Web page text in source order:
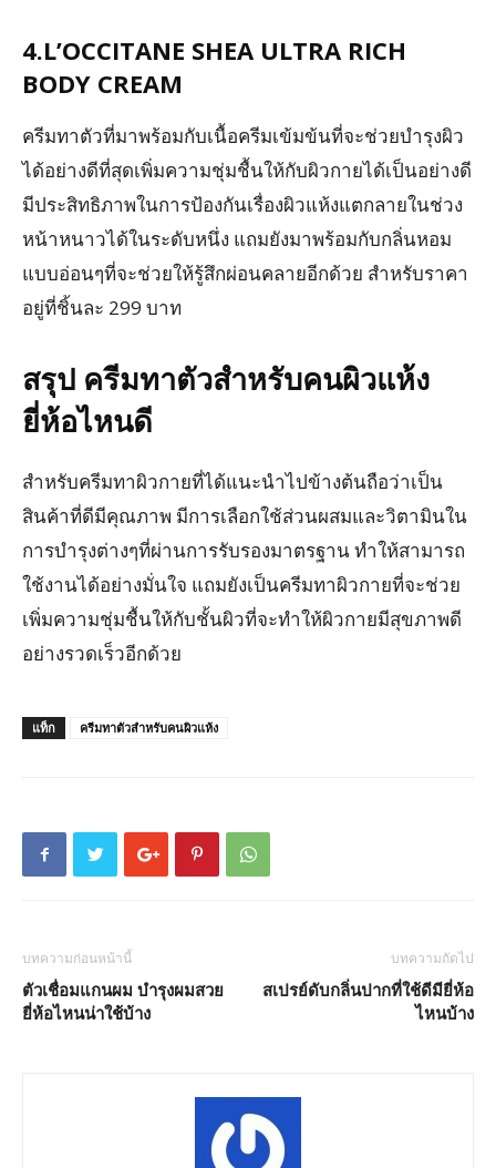
4.L’OCCITANE SHEA ULTRA RICH
BODY CREAM
ครีมทาตัวที่มาพร้อมกับเนื้อครีมเข้มข้นที่จะช่วยบำรุงผิว
ได้อย่างดีที่สุดเพิ่มความชุ่มชื้นให้กับผิวกายได้เป็นอย่างดี
มีประสิทธิภาพในการป้องกันเรื่องผิวแห้งแตกลายในช่วง
หน้าหนาวได้ในระดับหนึ่ง แถมยังมาพร้อมกับกลิ่นหอม
แบบอ่อนๆที่จะช่วยให้รู้สึกผ่อนคลายอีกด้วย สำหรับราคา
อยู่ที่ชิ้นละ 299 บาท
สรุป ครีมทาตัวสำหรับคนผิวแห้ง
ยี่ห้อไหนดี
สำหรับครีมทาผิวกายที่ได้แนะนำไปข้างต้นถือว่าเป็น
สินค้าที่ดีมีคุณภาพ มีการเลือกใช้ส่วนผสมและวิตามินใน
การบำรุงต่างๆที่ผ่านการรับรองมาตรฐาน ทำให้สามารถ
ใช้งานได้อย่างมั่นใจ แถมยังเป็นครีมทาผิวกายที่จะช่วย
เพิ่มความชุ่มชื้นให้กับชั้นผิวที่จะทำให้ผิวกายมีสุขภาพดี
อย่างรวดเร็วอีกด้วย
แท็ก ครีมทาตัวสำหรับคนผิวแห้ง
บทความก่อนหน้านี้
ตัวเชื่อมแกนผม บำรุงผมสวย
ยี่ห้อไหนน่าใช้บ้าง
บทความถัดไป
สเปรย์ดับกลิ่นปากที่ใช้ดีมียี่ห้อ
ไหนบ้าง